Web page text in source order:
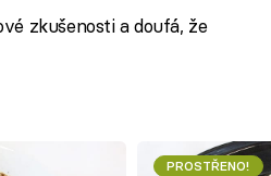
zkušenosti a doufá, že
PROSTŘENO!